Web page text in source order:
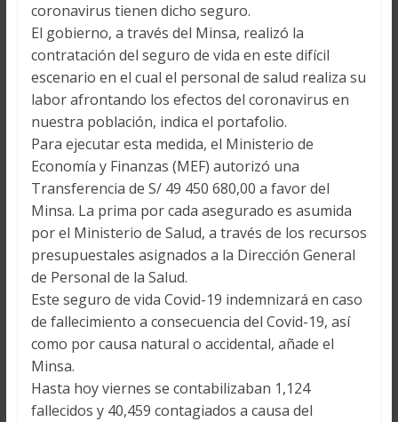
coronavirus tienen dicho seguro.
El gobierno, a través del Minsa, realizó la
contratación del seguro de vida en este difícil
escenario en el cual el personal de salud realiza su
labor afrontando los efectos del coronavirus en
nuestra población, indica el portafolio.
Para ejecutar esta medida, el Ministerio de
Economía y Finanzas (MEF) autorizó una
Transferencia de S/ 49 450 680,00 a favor del
Minsa. La prima por cada asegurado es asumida
por el Ministerio de Salud, a través de los recursos
presupuestales asignados a la Dirección General
de Personal de la Salud.
Este seguro de vida Covid-19 indemnizará en caso
de fallecimiento a consecuencia del Covid-19, así
como por causa natural o accidental, añade el
Minsa.
Hasta hoy viernes se contabilizaban 1,124
fallecidos y 40,459 contagiados a causa del